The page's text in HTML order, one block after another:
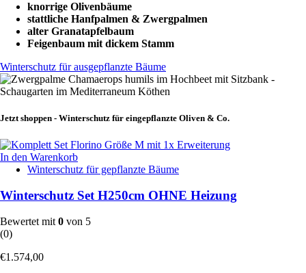
knorrige Olivenbäume
stattliche Hanfpalmen & Zwergpalmen
alter Granatapfelbaum
Feigenbaum mit dickem Stamm
Winterschutz für ausgepflanzte Bäume
Jetzt shoppen - Winterschutz für eingepflanzte Oliven & Co.
In den Warenkorb
Winterschutz für gepflanzte Bäume
Winterschutz Set H250cm OHNE Heizung
Bewertet mit 0 von 5
(0)
€1.574,00